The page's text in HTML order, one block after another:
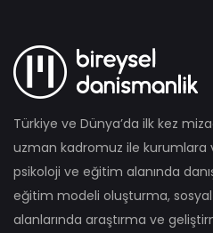
Türkiye ve Dünya’da ilk kez
uzman kadromuz ile kurumlara
psikoloji ve eğitim alanında
eğitim modeli oluşturma, sosyal
alanlarında araştırma ve